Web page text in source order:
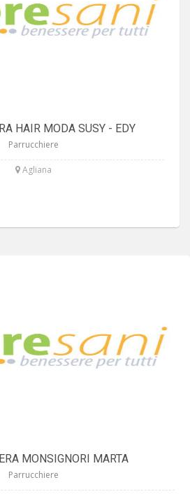
HAIR MODA SUSY - EDY
Parrucchiere
Agliana
MONSIGNORI MARTA
Parrucchiere